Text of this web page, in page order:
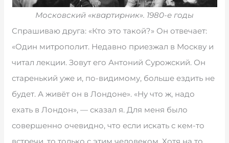
Московский «квартирник». 1980-е годы
Спрашиваю друга: «Кто это такой?» Он отвечает:
«Один митрополит. Недавно приезжал в Москву и
читал лекции. Зовут его Антоний Сурожский. Он
старенький уже и, по-видимому, больше ездить не
будет. А живёт он в Лондоне». «Ну что ж, надо
ехать в Лондон», — сказал я. Для меня было
совершенно очевидно, что если искать с кем-то
встречи, то только с этим человеком. Хотя на то